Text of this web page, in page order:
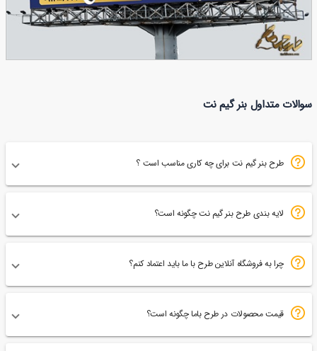
سوالات متداول بنر گیم نت
طرح بنر گیم نت برای چه کاری مناسب است ؟
لایه بندی طرح بنر گیم نت چگونه است؟
چرا به فروشگاه آنلاین طرح با ما باید اعتماد کنم؟
قیمت محصولات در طرح باما چگونه است؟